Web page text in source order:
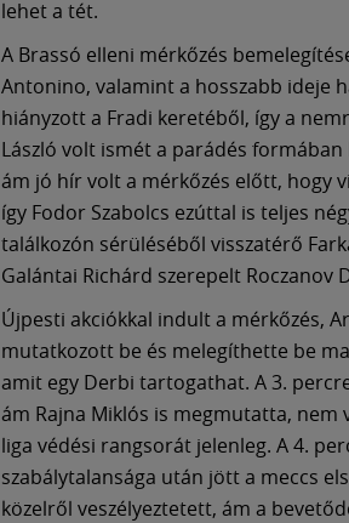
lehet a tét.
A Brassó elleni mérkőzés
Antonino, valamint a hosszabb ideje
hiányzott a Fradi keretéből, így a
László volt ismét a parádés
ám jó hír volt a mérkőzés előtt, hogy
így Fodor Szabolcs ezúttal is teljes
találkozón sérüléséből visszatérő
Galántai Richárd szerepelt Roczanov
Újpesti akciókkal indult a mérkőzés,
mutatkozott be és melegíthette be
amit egy Derbi tartogathat. A 3.
ám Rajna Miklós is megmutatta, nem
liga védési rangsorát jelenleg. A 4.
szabálytalansága után jött a meccs
közelről veszélyeztetett, ám a